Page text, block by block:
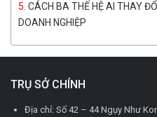
CÁCH BA THẾ HỆ AI THAY
DOANH NGHIỆP
TRỤ SỞ CHÍNH
Địa chỉ: Số 42 – 44 Ngụy Như